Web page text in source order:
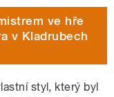
ve hře
v Kladrubech
styl, který byl